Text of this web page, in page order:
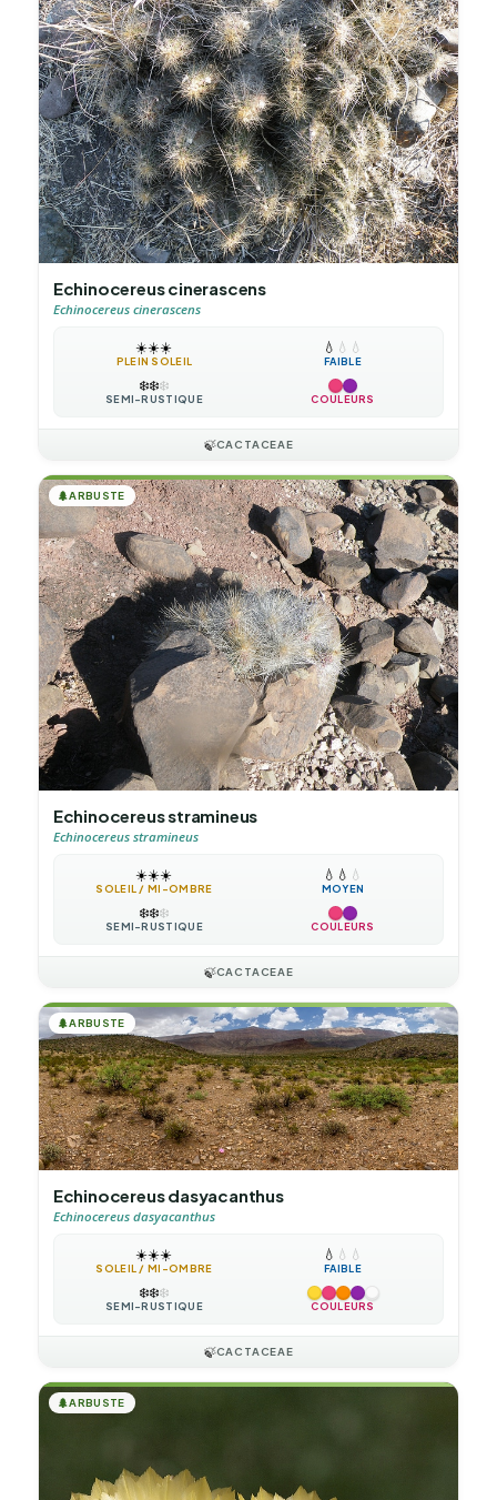
Echinocereus cinerascens
Echinocereus cinerascens
☀️☀️☀️
PLEIN SOLEIL
💧 💧 💧
FAIBLE
❄️❄️❄️
SEMI-RUSTIQUE COULEURS
🍃CACTACEAE
🌲ARBUSTE
Echinocereus stramineus
Echinocereus stramineus
☀️☀️☀️
SOLEIL / MI-OMBRE
💧 💧 💧
MOYEN
❄️❄️❄️
SEMI-RUSTIQUE COULEURS
🍃CACTACEAE
🌲ARBUSTE
Echinocereus dasyacanthus
Echinocereus dasyacanthus
☀️☀️☀️
SOLEIL / MI-OMBRE
💧 💧 💧
FAIBLE
❄️❄️❄️
SEMI-RUSTIQUE COULEURS
🍃CACTACEAE
🌲ARBUSTE